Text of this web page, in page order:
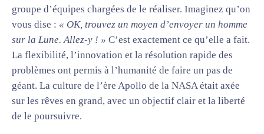
groupe d’équipes chargées de le réaliser. Imaginez qu’on
vous dise : « OK, trouvez un moyen d’envoyer un homme
sur la Lune. Allez-y ! » C’est exactement ce qu’elle a fait.
La flexibilité, l’innovation et la résolution rapide des
problèmes ont permis à l’humanité de faire un pas de
géant. La culture de l’ère Apollo de la NASA était axée
sur les rêves en grand, avec un objectif clair et la liberté
de le poursuivre.